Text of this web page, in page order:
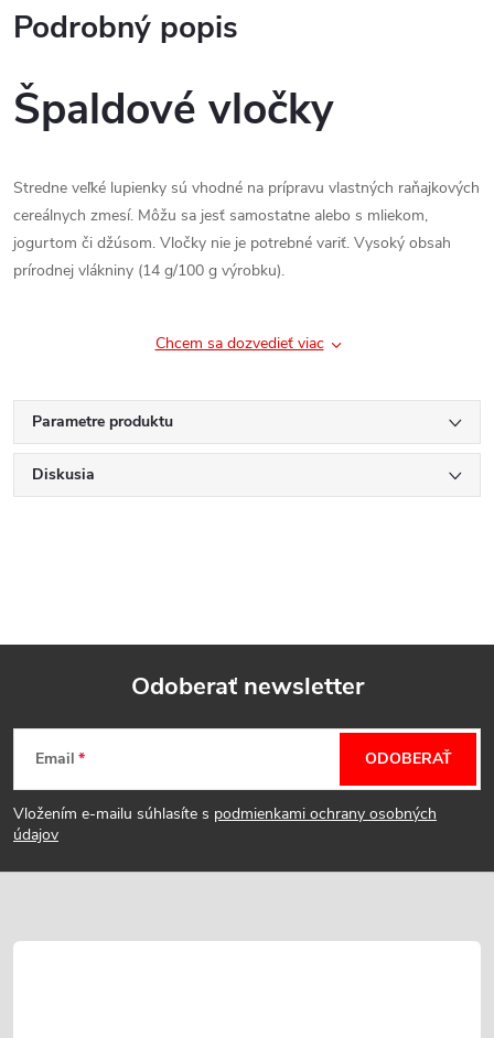
Podrobný popis
Špaldové vločky
Stredne veľké lupienky sú vhodné na prípravu vlastných raňajkových
cereálnych zmesí. Môžu sa jesť samostatne alebo s mliekom,
jogurtom či džúsom. Vločky nie je potrebné variť. Vysoký obsah
prírodnej vlákniny (14 g/100 g výrobku).
Chcem sa dozvedieť viac
Parametre produktu
Diskusia
Z
á
p
t
Odoberať newsletter
Email
Vložením e-mailu súhlasíte s podmienkami ochrany osobných
údajov
ODOBERAŤ